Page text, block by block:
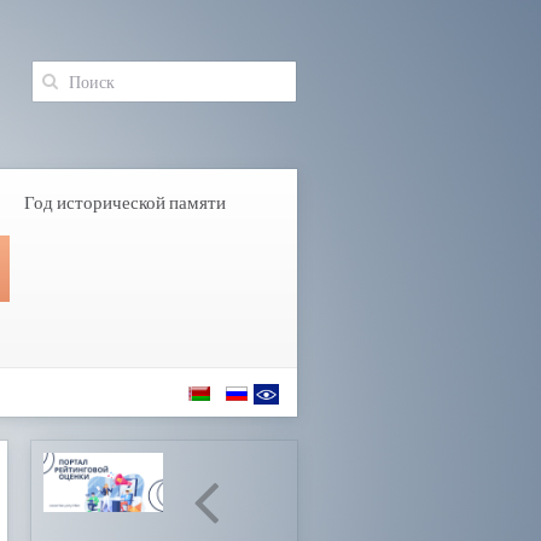
Год исторической памяти